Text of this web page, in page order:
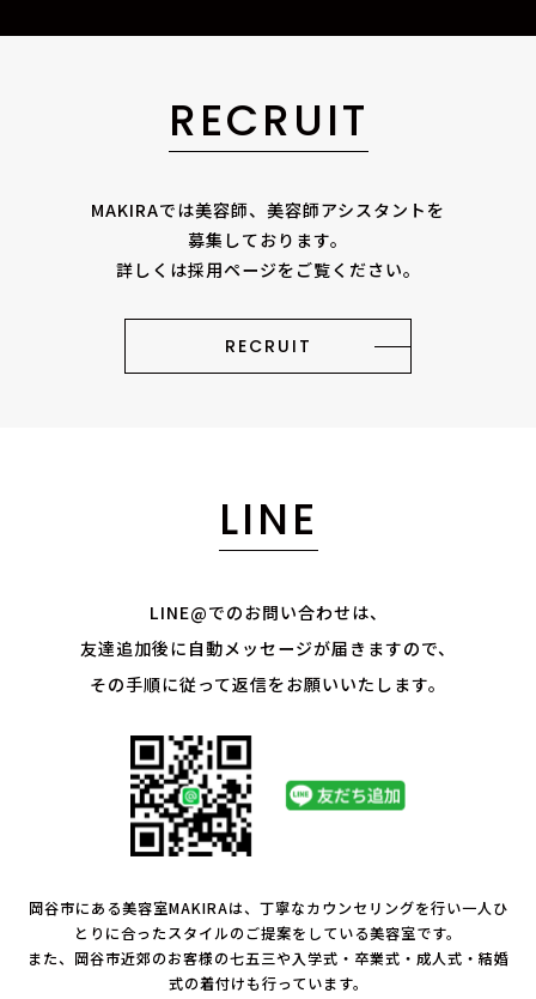
RECRUIT
MAKIRAでは美容師、美容師アシスタントを
募集しております。
詳しくは採用ページをご覧ください。
RECRUIT
LINE
LINE@でのお問い合わせは、
友達追加後に自動メッセージが届きますので、
その手順に従って返信をお願いいたします。
岡谷市にある美容室MAKIRAは、丁寧なカウンセリングを行い一人ひ
とりに合ったスタイルのご提案をしている美容室です。
また、岡谷市近郊のお客様の七五三や入学式・卒業式・成人式・結婚
式の着付けも行っています。